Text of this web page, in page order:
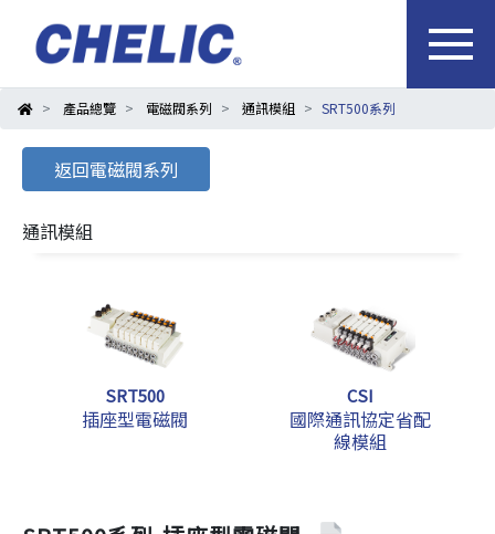
產品總覽 電磁閥系列 通訊模組 SRT500系列
返回電磁閥系列
通訊模組
SRT500
插座型電磁閥
CSI
國際通訊協定省配
線模組